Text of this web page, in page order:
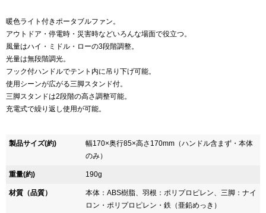
暖色ライト付きポータブルファン。
アウトドア・停電時・災害時などいろんな場面で役立つ。
風量はハイ・ミドル・ローの3段階調整。
光量は無段階調光。
フック付ハンドルでテント内に吊り下げ可能。
使用シーンが広がる三脚スタンド付。
三脚スタンドは2段階の高さ調整可能。
充電式で繰り返し使用が可能。
製品サイズ(約)
幅170×奥行85×高さ170mm（ハンドル含まず・本体
のみ）
重量(約) 190g
材質（品質）
本体：ABS樹脂、羽根：ポリプロピレン、三脚：ナイ
ロン・ポリプロピレン・鉄（亜鉛めっき）